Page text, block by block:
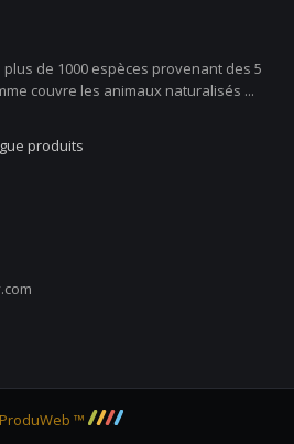
de 1000 espèces provenant des 5
couvre les animaux naturalisés ...
produits
™